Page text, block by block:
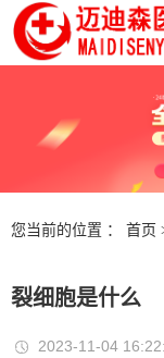
您当前的位置 ： 首页
裂细胞是什么
2023-11-04